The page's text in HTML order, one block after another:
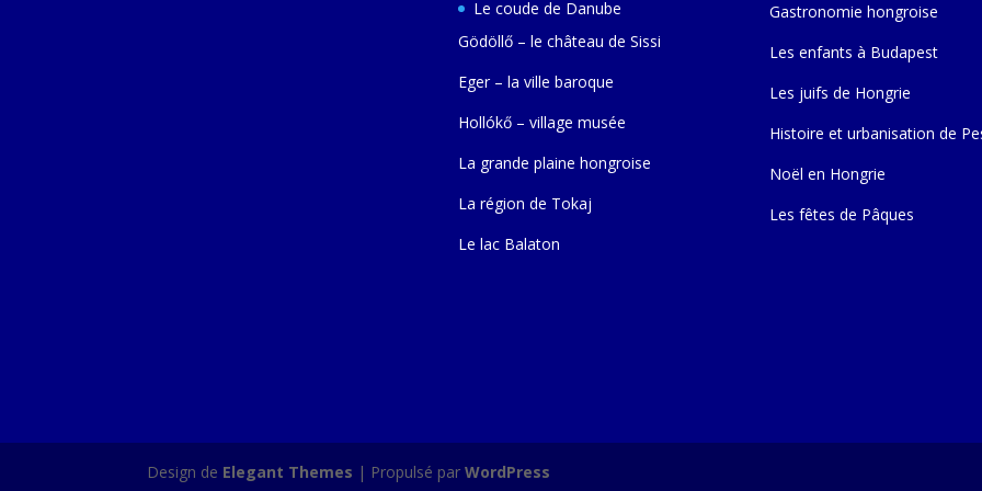
Le coude de Danube
Gödöllő – le château de Sissi
Eger – la ville baroque
Hollókő – village musée
La grande plaine hongroise
La région de Tokaj
Le lac Balaton
Gastronomie hongroise
Les enfants à Budapest
Les juifs de Hongrie
Histoire et urbanisation de
Noël en Hongrie
Les fêtes de Pâques
Design de Elegant Themes | Propulsé parWordPress